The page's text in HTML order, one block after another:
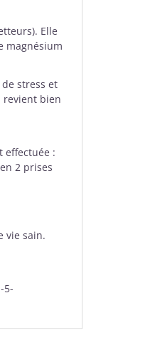
Elle
magnésium
stress et
revient bien
effectuée :
2 prises
vie sain.
5-